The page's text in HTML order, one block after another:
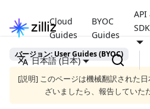
Cloud
Guides
BYOC
Guides
API
日本語 (日本)
バージョン: User Guides (BYOC)
[説明] このページは機械翻訳された
ざいましたら、報告していた